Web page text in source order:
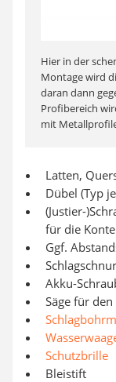
Hier in der
Montage wird
daran dann
Profibereich
mit
Latten,
Dübel (Typ
(Justier-
für die
Ggf.
Schlagschnur
Akku-
Säge für
Schutzbrille
Bleistift